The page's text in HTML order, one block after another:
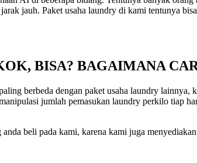
jauh. Paket usaha laundry di kami tentunya
BISA? BAGAIMANA
berbeda dengan paket usaha laundry
jumlah pemasukan laundry perkilo tiap
beli pada kami, karena kami juga